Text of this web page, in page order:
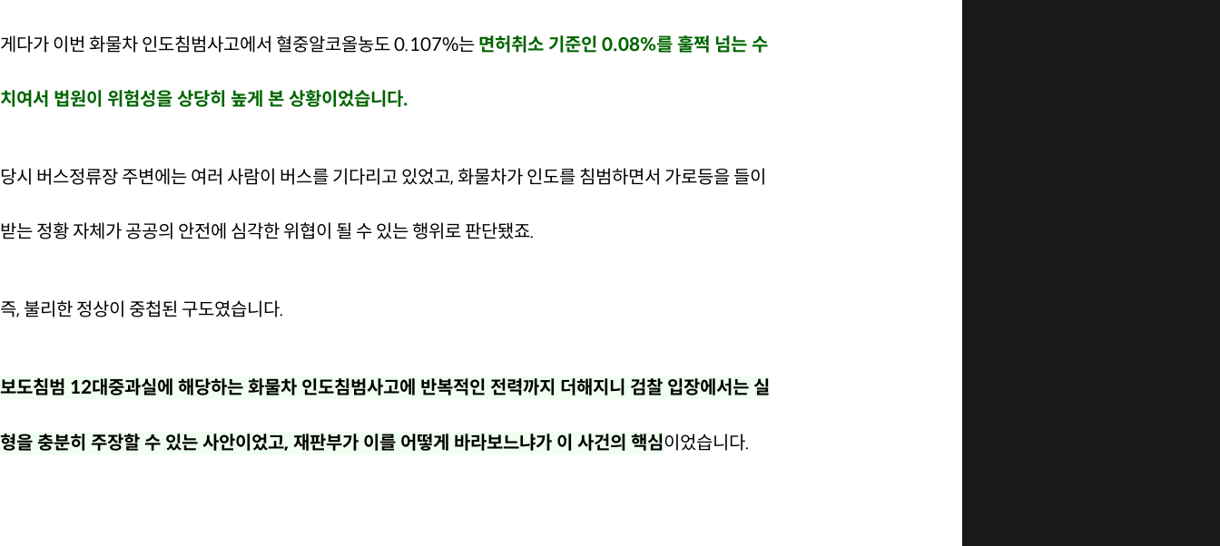
게다가 이번 화물차 인도침범사고에서 혈중알코올농도 0.107%는 면허취소 기준인 0.08%를 훌쩍 넘는 수
치여서 법원이 위험성을 상당히 높게 본 상황이었습니다.
당시 버스정류장 주변에는 여러 사람이 버스를 기다리고 있었고, 화물차가 인도를 침범하면서 가로등을 들이
받는 정황 자체가 공공의 안전에 심각한 위협이 될 수 있는 행위로 판단됐죠.
즉, 불리한 정상이 중첩된 구도였습니다.
보도침범 12대중과실에 해당하는 화물차 인도침범사고에 반복적인 전력까지 더해지니 검찰 입장에서는 실
형을 충분히 주장할 수 있는 사안이었고, 재판부가 이를 어떻게 바라보느냐가 이 사건의 핵심이었습니다.